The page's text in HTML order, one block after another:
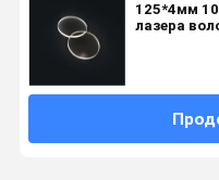
125*4мм
лазера